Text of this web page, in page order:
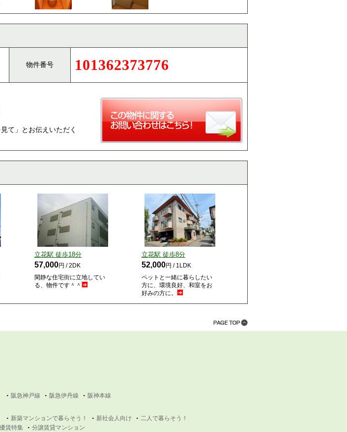
物件番号 101362373776
て」とお伝えいただく
立花駅 徒歩18分
57,000円 / 2DK
閑静な住宅街に立地してい
る、物件です＾＾
立花駅 徒歩8分
52,000円 / 1LDK
ペットと一緒に暮らしたい
方に、環境良好、和室をお
好みの方に。
阪急神戸線 阪急伊丹線
阪神本線
新築マンションで暮らそう！ 新社会人向け
二人で暮らそう！
賃特集 分譲賃貸マンション